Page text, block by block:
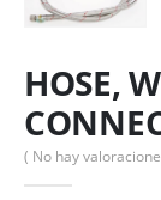
HOSE,
( No hay